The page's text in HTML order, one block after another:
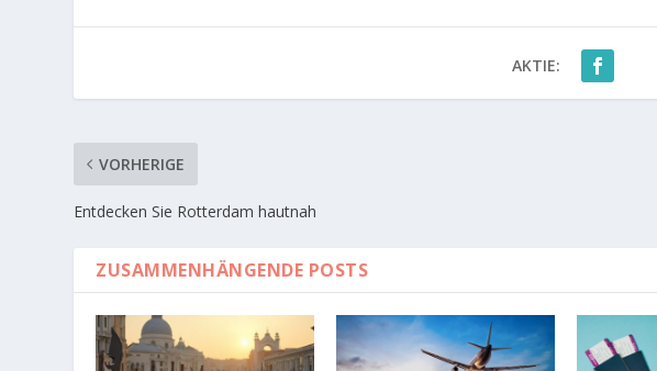
AKTIE:
VORHERIGE
Entdecken Sie Rotterdam hautnah
ZUSAMMENHÄNGENDE POSTS